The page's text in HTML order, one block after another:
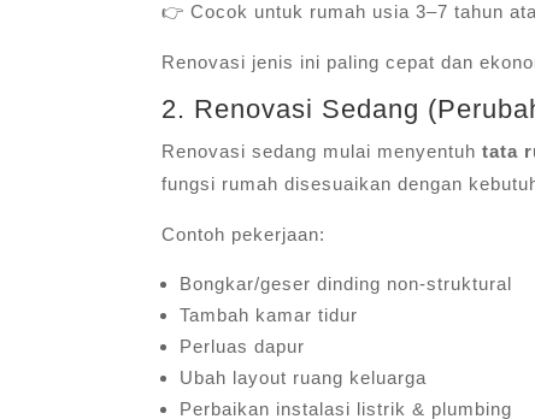
👉 Cocok untuk rumah usia 3–7 tahun
Renovasi jenis ini paling cepat dan
2. Renovasi Sedang
Renovasi sedang mulai menyentuhtata
fungsi rumah disesuaikan dengan
Contoh pekerjaan:
Bongkar/geser dinding non-struktural
Tambah kamar tidur
Perluas dapur
Ubah layout ruang keluarga
Perbaikan instalasi listrik & plumbing